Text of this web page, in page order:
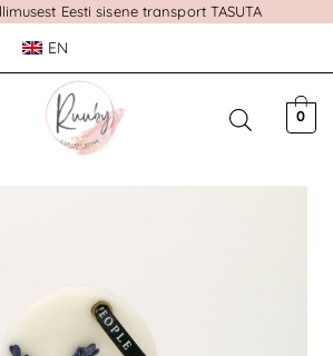
Eesti sisene transport TASUTA
EN
0